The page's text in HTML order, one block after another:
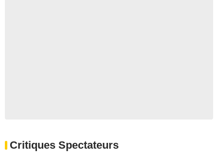
Critiques Spectateurs